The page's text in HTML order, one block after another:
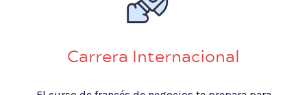
Carrera Internacional